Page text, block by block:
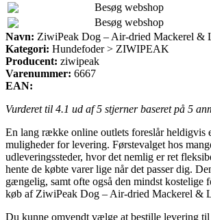
Besøg webshop
Besøg webshop
Navn: ZiwiPeak Dog – Air-dried Mackerel &
Kategori: Hundefoder > ZIWIPEAK
Producent: ziwipeak
Varenummer: 6667
EAN:
Vurderet til 4.1 ud af 5 stjerner baseret på 5
En lang række online outlets foreslår heldigvis
muligheder for levering. Førstevalget hos
udleveringssteder, hvor det nemlig er ret
hente de købte varer lige når det passer dig.
gængelig, samt ofte også den mindst kostelige
køb af ZiwiPeak Dog – Air-dried Mackerel &
Du kunne omvendt vælge at bestille levering til